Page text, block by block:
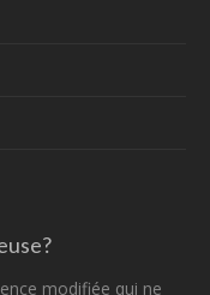
modifiée qui ne